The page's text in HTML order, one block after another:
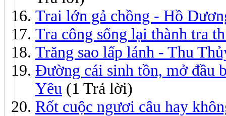
Trai lớn gả chồng - Hồ
Tra công sống lại thành tra
Trăng sao lấp lánh - Thu
Đường cái sinh tồn, mở đầu
Yêu (1 Trả lời)
Rốt cuộc ngươi câu hay